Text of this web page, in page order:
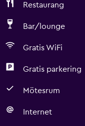
Restaurang
Bar/lounge
Gratis WiFi
Gratis parkering
Mötesrum
Internet